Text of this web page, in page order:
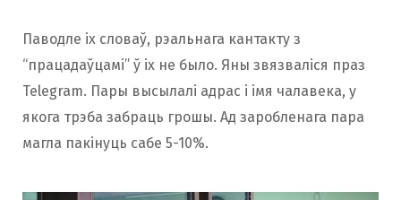
Паводле іх словаў, рэальнага кантакту з
“працадаўцамі” ў іх не было. Яны звязваліся праз
Telegram. Пары высылалі адрас і імя чалавека, у
якога трэба забраць грошы. Ад заробленага пара
магла пакінуць сабе 5-10%.